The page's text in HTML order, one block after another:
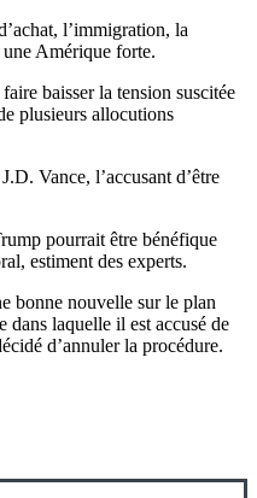
l’immigration, la
Amérique forte.
baisser la tension suscitée
plusieurs allocutions
Vance, l’accusant d’être
pourrait être bénéfique
estiment des experts.
bonne nouvelle sur le plan
dans laquelle il est accusé de
d’annuler la procédure.